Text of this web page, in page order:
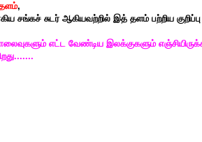
,
சுடர் ஆகியவற்றில் இத் தளம் பற்றிய குறிப்பு
எட்ட வேண்டிய இலக்குகளும்
...